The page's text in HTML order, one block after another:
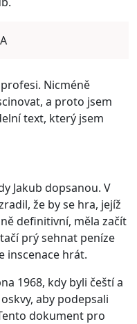
Nicméně
a proto jsem
text, který jsem
Jakub dopsanou. V
že by se hra, jejíž
definitivní, měla začít
prý sehnat peníze
inscenace hrát.
1968, kdy byli čeští a
aby podepsali
dokument pro